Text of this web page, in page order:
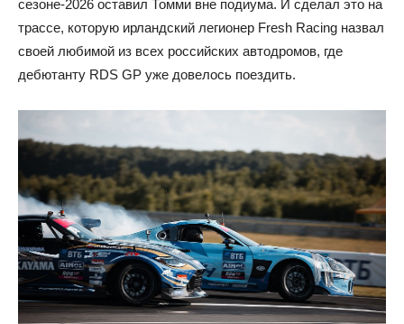
сезоне-2026 оставил Томми вне подиума. И сделал это на
трассе, которую ирландский легионер Fresh Racing назвал
своей любимой из всех российских автодромов, где
дебютанту RDS GP уже довелось поездить.